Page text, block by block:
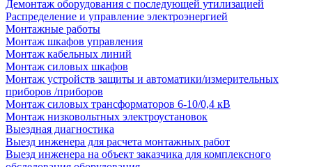
Демонтаж оборудования с последующей утилизацией
Распределение и управление электроэнергией
Монтажные работы
Монтаж шкафов управления
Монтаж кабельных линий
Монтаж силовых шкафов
Монтаж устройств защиты и автоматики/измерительных
приборов /приборов
Монтаж силовых трансформаторов 6-10/0,4 кВ
Монтаж низковольтных электроустановок
Выездная диагностика
Выезд инженера для расчета монтажных работ
Выезд инженера на объект заказчика для комплексного